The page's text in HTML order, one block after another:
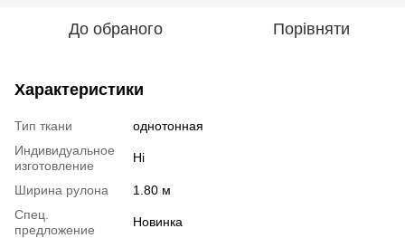
До обраного Порівняти
Характеристики
Тип ткани
однотонная
Индивидуальное
изготовление
Ні
Ширина рулона
1.80 м
Спец.
предложение
Новинка